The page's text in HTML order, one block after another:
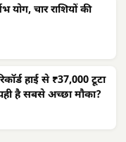
योग, चार राशियों की
हाई से ₹37,000 टूटा
है सबसे अच्छा मौका?